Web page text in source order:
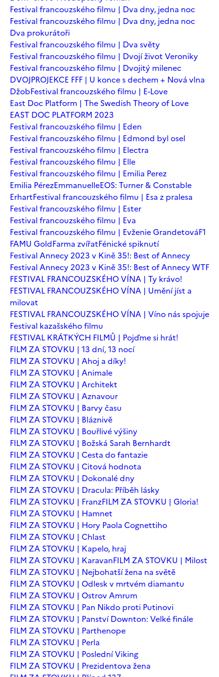
Festival francouzského filmu | Dva dny, jedna noc
Festival francouzského filmu | Dva dny, jedna noc
Dva prokurátoři
Festival francouzského filmu | Dva světy
Festival francouzského filmu | Dvojí život Veroniky
Festival francouzského filmu | Dvojitý milenec
DVOJPROJEKCE FFF | U konce s dechem + Nová vlna
DžobFestival francouzského filmu | E-Love
East Doc Platform | The Swedish Theory of Love
EAST DOC PLATFORM 2023
Festival francouzského filmu | Eden
Festival francouzského filmu | Edmond byl osel
Festival francouzského filmu | Electra
Festival francouzského filmu | Elle
Festival francouzského filmu | Emilia Perez
Emilia PérezEmmanuelleEOS: Turner & Constable
ErhartFestival francouzského filmu | Esa z pralesa
Festival francouzského filmu | Ester
Festival francouzského filmu | Eva
Festival francouzského filmu | Evženie GrandetováF1
FAMU GoldFarma zvířatFénické spiknutí
Festival Annecy 2023 v Kině 35!: Best of Annecy
Festival Annecy 2023 v Kině 35!: Best of Annecy WTF
FESTIVAL FRANCOUZSKÉHO VÍNA | Ty krávo!
FESTIVAL FRANCOUZSKÉHO VÍNA | Umění jíst a
milovat
FESTIVAL FRANCOUZSKÉHO VÍNA | Víno nás spojuje
Festival kazašského filmu
FESTIVAL KRÁTKÝCH FILMŮ | Pojďme si hrát!
FILM ZA STOVKU | 13 dní, 13 nocí
FILM ZA STOVKU | Ahoj a díky!
FILM ZA STOVKU | Animale
FILM ZA STOVKU | Architekt
FILM ZA STOVKU | Aznavour
FILM ZA STOVKU | Barvy času
FILM ZA STOVKU | Bláznivě
FILM ZA STOVKU | Bouřlivé výšiny
FILM ZA STOVKU | Božská Sarah Bernhardt
FILM ZA STOVKU | Cesta do fantazie
FILM ZA STOVKU | Citová hodnota
FILM ZA STOVKU | Dokonalé dny
FILM ZA STOVKU | Dracula: Příběh lásky
FILM ZA STOVKU | FranzFILM ZA STOVKU | Gloria!
FILM ZA STOVKU | Hamnet
FILM ZA STOVKU | Hory Paola Cognettiho
FILM ZA STOVKU | Chlast
FILM ZA STOVKU | Kapelo, hraj
FILM ZA STOVKU | KaravanFILM ZA STOVKU | Milost
FILM ZA STOVKU | Nejbohatší žena na světě
FILM ZA STOVKU | Odlesk v mrtvém diamantu
FILM ZA STOVKU | Ostrov Amrum
FILM ZA STOVKU | Pan Nikdo proti Putinovi
FILM ZA STOVKU | Panství Downton: Velké finále
FILM ZA STOVKU | Parthenope
FILM ZA STOVKU | Perla
FILM ZA STOVKU | Poslední Viking
FILM ZA STOVKU | Prezidentova žena